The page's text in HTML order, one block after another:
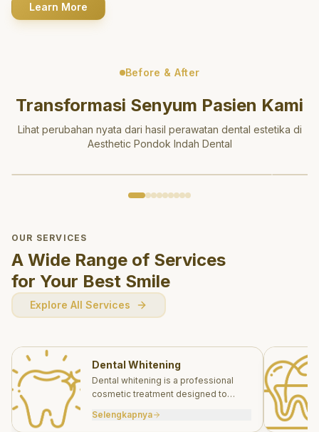
Learn More
Before & After
Transformasi Senyum Pasien Kami
Lihat perubahan nyata dari hasil perawatan dental estetika di
Aesthetic Pondok Indah Dental
OUR SERVICES
A Wide Range of Services
for Your Best Smile
Explore All Services
Dental Whitening
Dental whitening is a professional
cosmetic treatment designed to
effectively.
Selengkapnya